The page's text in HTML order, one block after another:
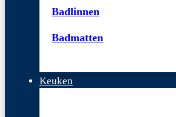
Badlinnen
Badmatten
Keuken